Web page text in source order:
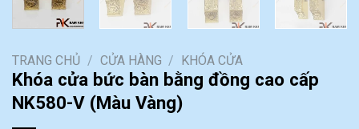
TRANG CHỦ / CỬA HÀNG / KHÓA CỬA
Khóa cửa bức bàn bằng đồng cao cấp
NK580-V (Màu Vàng)